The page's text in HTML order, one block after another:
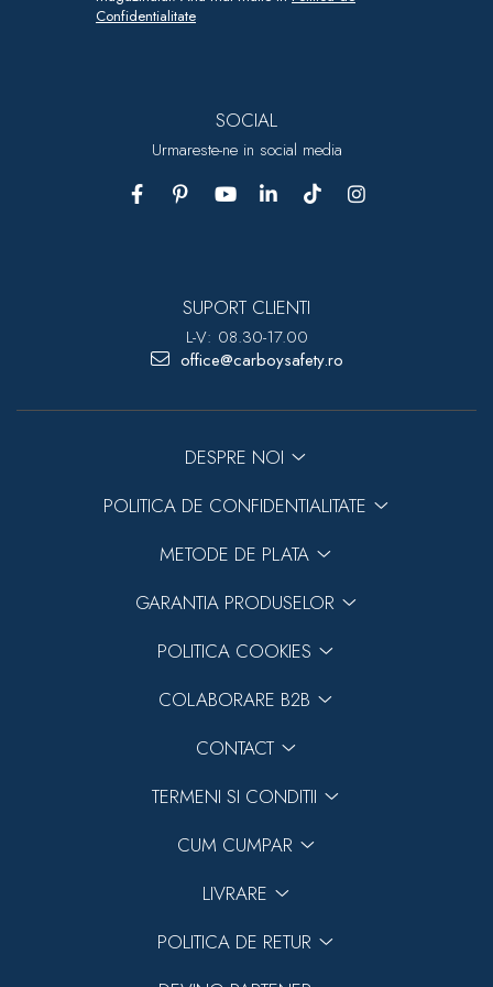
Confidentialitate
SOCIAL
Urmareste-ne in social media
SUPORT CLIENTI
L-V: 08.30-17.00
office@carboysafety.ro
DESPRE NOI
POLITICA DE CONFIDENTIALITATE
METODE DE PLATA
GARANTIA PRODUSELOR
POLITICA COOKIES
COLABORARE B2B
CONTACT
TERMENI SI CONDITII
CUM CUMPAR
LIVRARE
POLITICA DE RETUR